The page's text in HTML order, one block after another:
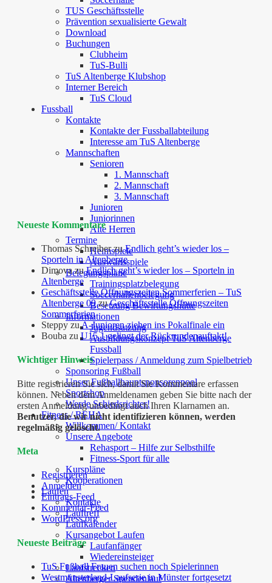
TUS Geschäftsstelle
Prävention sexualisierte Gewalt
Download
Buchungen
Clubheim
TuS-Bulli
TuS Altenberge Klubshop
Interner Bereich
TuS Cloud
Fussball
Kontakte
Kontakte der Fussballabteilung
Interesse am TuS Altenberge
Mannschaften
Senioren
1. Mannschaft
2. Mannschaft
3. Mannschaft
Junioren
Juniorinnen
Alte Herren
Termine
Heimspiele
Auswärtsspiele
Belegungspläne
Trainingsplatzbelegung
Soccerhallenbelegung
Besetzung Bewirtungshütte
Informationen
Jugendsatzung
Ausbildungskonzept TuS Altenberge
Fussball
Spielerpass / Anmeldung zum Spielbetrieb
Sponsoring Fußball
Unser Fußballhauptsponsorenpool
Sportshop
Werde Schiedsrichter!
Fitness / REHA
Willkommen/ Kontakt
Unsere Angebote
Rehasport – Hilfe zur Selbsthilfe
Fitness-Sport für alle
Kurspläne
Kooperationen
Laufen
Kontakte
Lauftreff
Laufkalender
Kursangebot Laufen
Laufanfänger
Wiedereinsteiger
Laufstrecken
Altenberger Spendenlauf
Neueste Kommentare
Thomas SchreiberzuEndlich geht’s wieder los –
Sporteln in Altenberge
DimovazuEndlich geht’s wieder los – Sporteln in
Altenberge
Geschäftsstelle Öffnungszeiten Sommerferien – TuS
Altenberge 09zuGeschäftsstelle Öffnungszeiten
Sommerferien
Steppy zuA-Junioren ziehen ins Pokalfinale ein
Bouba zuU15.1 gelingt der Rückrundenauftakt!
Wichtiger Hinweis
Bitte registrieren Sie sich, damit Sie Kommentare erfassen
können. Neben dem Anmeldenamen geben Sie bitte nach der
ersten Anmeldung unbedingt auch Ihren Klarnamen an.
Benutzer, die wir nicht identifizieren können, werden
regelmäßig gelöscht.
Meta
Registrieren
Anmelden
Eintrags-Feed
Kommentar-Feed
WordPress.org
Neueste Beiträge
TuS Fußball Frauen suchen noch Spielerinnen
Westmünsterland-Laufserie in Münster fortgesetzt